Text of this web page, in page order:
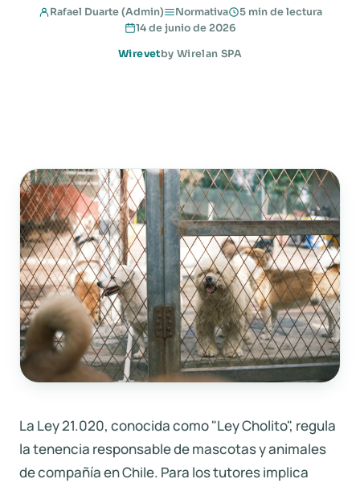
Rafael Duarte (Admin) Normativa
5 min de lectura
14 de junio de 2026
Wirevetby Wirelan SPA
La Ley 21.020, conocida como "Ley Cholito", regula
la tenencia responsable de mascotas y animales
de compañía en Chile. Para los tutores implica